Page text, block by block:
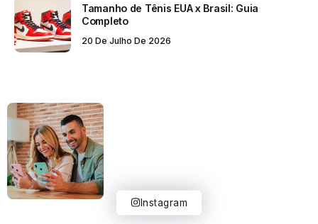
Tamanho de Tênis EUA x Brasil: Guia
Completo
20 De Julho De 2026
Instagram